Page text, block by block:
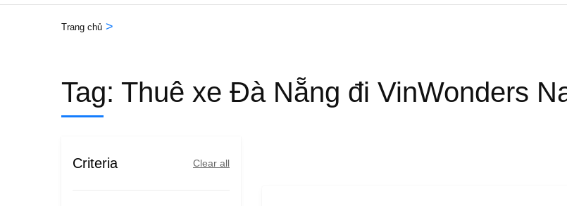
Trang chủ >
Tag: Thuê xe Đà Nẵng đi VinWonders
Criteria Clear all